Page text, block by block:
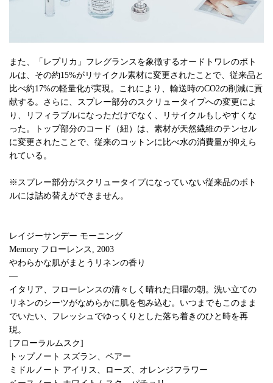
また、「レプリカ」フレグランスを象徴するオードトワレのボト
ルは、その約15%がリサイクル素材に変更されたことで、従来品と
比べ約17%の軽量化が実現。これにより、輸送時のCO2の削減に貢
献する。さらに、スプレー部分のスクリュータイプへの変更によ
り、リフィラブルになっただけでなく、リサイクルもしやすくな
った。トップ部分のコード（紐）は、素材が天然繊維のテンセル
に変更されたことで、従来のコットンに比べ水の消費量が抑えら
れている。
※スプレー部分がスクリュータイプになっていない従来品のボト
ルには詰め替えができません。
レイジーサンデー モーニング
Memory フローレンス, 2003
やわらかな肌がまとうリネンの香り
―
イタリア、フローレンスの清々しく晴れた日曜の朝。洗い立ての
リネンのシーツがなめらかに肌を包み込む。いつまでもこのまま
でいたい、フレッシュでゆっくりとした落ち着きのひと時を再
現。
[フローラルムスク]
トップノート スズラン、ペアー
ミドルノート アイリス、ローズ、オレンジフラワー